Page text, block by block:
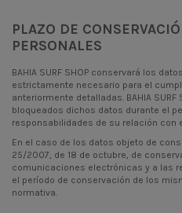
PLAZO DE
PERSONALES
BAHIA SURF SHOP conservará los
estrictamente necesario para el
anteriormente detalladas. BAHIA
bloqueados dichos datos durante el
responsabilidades de su relación con
En el caso de los datos objeto de
25/2007, de 18 de octubre, de
comunicaciones electrónicas y a las
el período de conservación de los
normativa.